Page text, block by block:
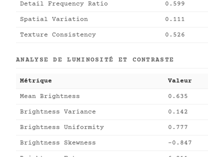
Detail Frequency Ratio 0.599
Spatial Variation 0.111
Texture Consistency 0.526
ANALYSE DE LUMINOSITÉ ET CONTRASTE
Métrique Valeur
Mean Brightness 0.635
Brightness Variance 0.142
Brightness Uniformity 0.777
Brightness Skewness -0.847